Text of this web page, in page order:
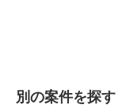
別の案件を探す